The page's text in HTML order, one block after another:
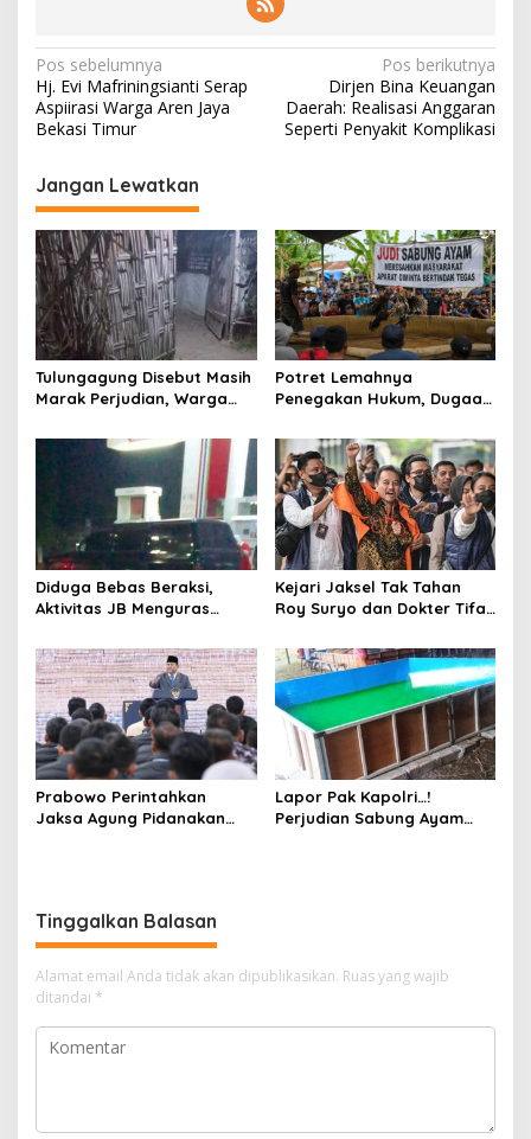
N
a
v
i
g
a
s
i
p
o
s
Pos sebelumnya
Hj. Evi Mafriningsianti Serap
Aspiirasi Warga Aren Jaya
Bekasi Timur
Pos berikutnya
Dirjen Bina Keuangan
Daerah: Realisasi Anggaran
Seperti Penyakit Komplikasi
Jangan Lewatkan
Tulungagung Disebut Masih
Marak Perjudian, Warga
hingga Usut Dugaan Beking
Potret Lemahnya
Penegakan Hukum, Dugaan
Tulungagung Tuai Sorotan
Diduga Bebas Beraksi,
Aktivitas JB Menguras
Bojonegoro Jadi Sorotan
Warga
Kejari Jaksel Tak Tahan
Roy Suryo dan Dokter Tifa,
Keluarga dan Kepastian
Hukum
Prabowo Perintahkan
Jaksa Agung Pidanakan
Lapor Pak Kapolri…!
Perjudian Sabung Ayam
Tinggalkan Balasan
Alamat email Anda tidak akan dipublikasikan. Ruas yang wajib
ditandai *